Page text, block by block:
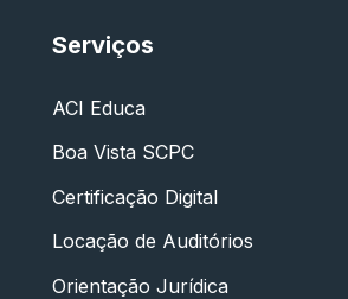
Serviços
ACI Educa
Boa Vista SCPC
Certificação Digital
Locação de Auditórios
Orientação Jurídica